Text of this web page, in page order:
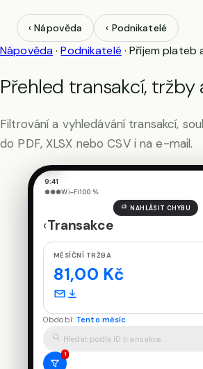
‹ Nápověda ‹ Podnikatelé
Nápověda·Podnikatelé ·Příjem plateb
Přehled transakcí, tržby
Filtrování a vyhledávání transakcí,
do PDF, XLSX nebo CSV i na e-mail.
9:41
●●●Wi-Fi100 %
NAHLÁSIT CHYBU
‹Transakce
MĚSÍČNÍ TRŽBA
81,00 Kč
Období: Tento měsíc
Hledat podle ID transakce...
1
k
tomu
e-
export.
Další
›